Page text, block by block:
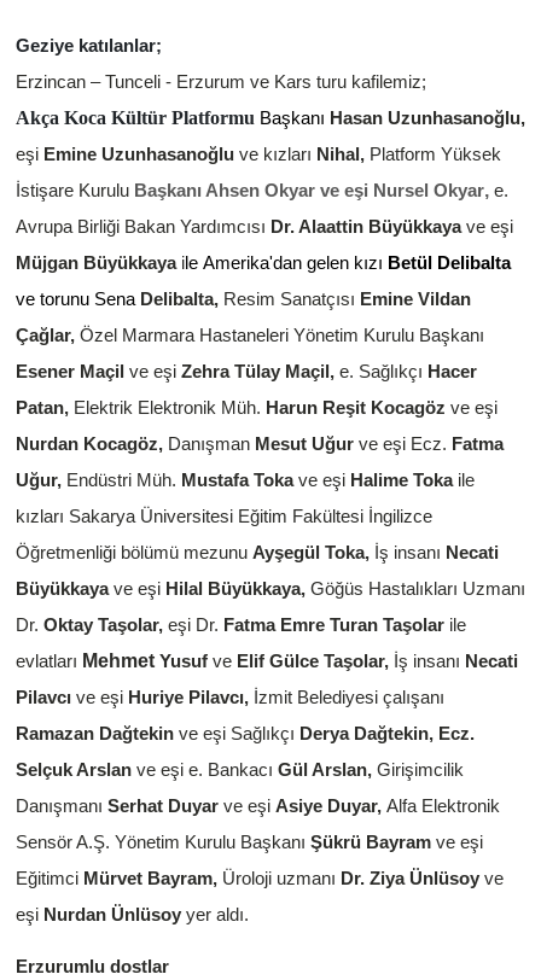
Geziye katılanlar;
Erzincan – Tunceli - Erzurum ve Kars turu kafilemiz;
Akça Koca Kültür Platformu Başkanı Hasan Uzunhasanoğlu,
eşi Emine Uzunhasanoğluve kızları Nihal,Platform Yüksek
İstişare KuruluBaşkanı Ahsen Okyar ve eşi Nursel Okyar, e.
Avrupa Birliği Bakan Yardımcısı Dr. Alaattin Büyükkayave eşi
Müjgan Büyükkaya ile Amerika'dan gelen kızı Betül Delibalta
ve torunu Sena Delibalta,Resim Sanatçısı Emine Vildan
Çağlar,Özel Marmara Hastaneleri Yönetim Kurulu Başkanı
Esener Maçil ve eşi Zehra Tülay Maçil,e. Sağlıkçı Hacer
Patan,Elektrik Elektronik Müh. Harun Reşit Kocagöz ve eşi
Nurdan Kocagöz,DanışmanMesut Uğur ve eşi Ecz. Fatma
Uğur,Endüstri Müh. Mustafa Tokave eşiHalime Toka ile
kızları Sakarya Üniversitesi Eğitim Fakültesi İngilizce
Öğretmenliği bölümü mezunu Ayşegül Toka,İş insanı Necati
Büyükkayave eşi Hilal Büyükkaya,Göğüs Hastalıkları Uzmanı
Dr. Oktay Taşolar,eşi Dr. Fatma Emre Turan Taşolarile
evlatları Mehmet Yusufve Elif Gülce Taşolar,İş insanı Necati
Pilavcı ve eşi Huriye Pilavcı, İzmit Belediyesi çalışanı
Ramazan Dağtekin ve eşi Sağlıkçı Derya Dağtekin, Ecz.
Selçuk Arslan ve eşi e. Bankacı Gül Arslan,Girişimcilik
Danışmanı Serhat Duyar ve eşi Asiye Duyar, Alfa Elektronik
Sensör A.Ş. Yönetim Kurulu Başkanı Şükrü Bayram ve eşi
Eğitimci Mürvet Bayram,Üroloji uzmanı Dr. Ziya Ünlüsoy ve
eşiNurdan Ünlüsoy yer aldı.
Erzurumlu dostlar